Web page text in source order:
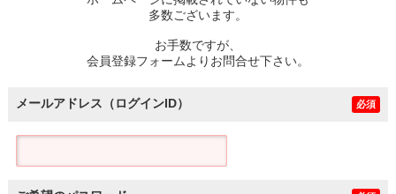
多数ございます。
お手数ですが、
会員登録フォームよりお問合せ下さい。
メールアドレス（ログインID） 必須